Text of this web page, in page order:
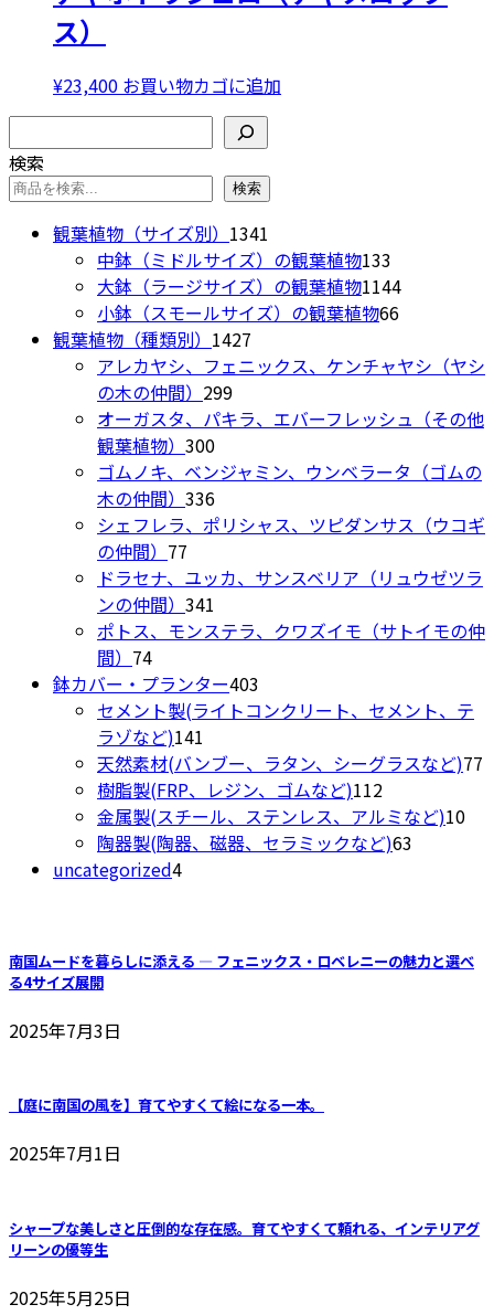
ま
す。
プ
シ
ョ
ン
は
商
品
ー
か
選
で
ま
は
し
た。
格
で
す。
ス）
¥23,400 お買い物カゴに追加
検索
検索
観葉植物（サイズ別） 1341
個
の
商
中鉢（ミドルサイズ）の観葉植物133
個
の
品
大鉢（ラージサイズ）の観葉植物11441144
商
小鉢（スモールサイズ）の観葉植物6666
の
品
観葉植物（種類別） 1427
個
商
アレカヤシ、フェニックス、ケンチャヤシ（ヤシ
の木の仲間） 299299
個
商
オーガスタ、パキラ、エバーフレッシュ（その他
観葉植物） 300300
個
の
商
ゴムノキ、ベンジャミン、ウンベラータ（ゴムの
木の仲間） 336336
個
商
シェフレラ、ポリシャス、ツピダンサス（ウコギ
の仲間） 77
個
の
商
ドラセナ、ユッカ、サンスベリア（リュウゼツラ
ンの仲間） 341
個
商
品
ポトス、モンステラ、クワズイモ（サトイモの仲
間） 7474
個
の
商
品
鉢カバー・プランター403
個
商
品
セメント製(ライトコンクリート、セメント、テ
ラゾなど)141
個
の
商
品
天然素材(バンブー、ラタン、シーグラスなど)77
樹脂製(FRP、レジン、ゴムなど)112112
個
の
金属製(スチール、ステンレス、アルミなど)1010
陶器製(陶器、磁器、セラミックなど)63
uncategorized44
品
南国ムードを暮らしに添える ― フェニックス・ロベレニーの魅力と選べ
る4サイズ展開
2025年7月3日
【庭に南国の風を】育てやすくて絵になる一本。
2025年7月1日
シャープな美しさと圧倒的な存在感。育てやすくて頼れる、インテリアグ
リーンの優等生
2025年5月25日